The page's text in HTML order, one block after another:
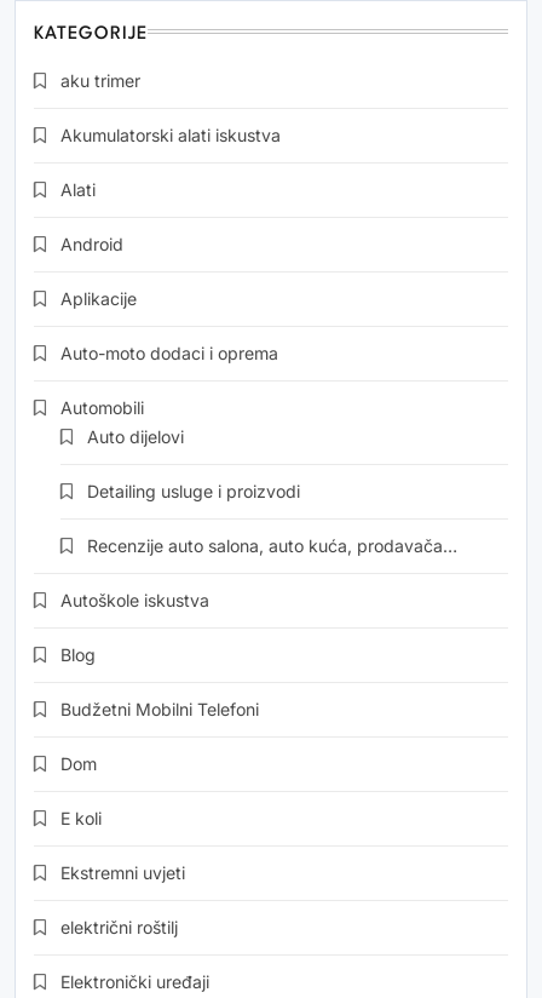
KATEGORIJE
aku trimer
Akumulatorski alati iskustva
Alati
Android
Aplikacije
Auto-moto dodaci i oprema
Automobili
Auto dijelovi
Detailing usluge i proizvodi
Recenzije auto salona, auto kuća, prodavača…
Autoškole iskustva
Blog
Budžetni Mobilni Telefoni
Dom
E koli
Ekstremni uvjeti
električni roštilj
Elektronički uređaji